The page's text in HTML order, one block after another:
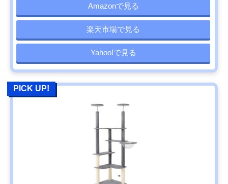
Amazonで見る
楽天市場で見る
Yahoo!で見る
PICK UP!